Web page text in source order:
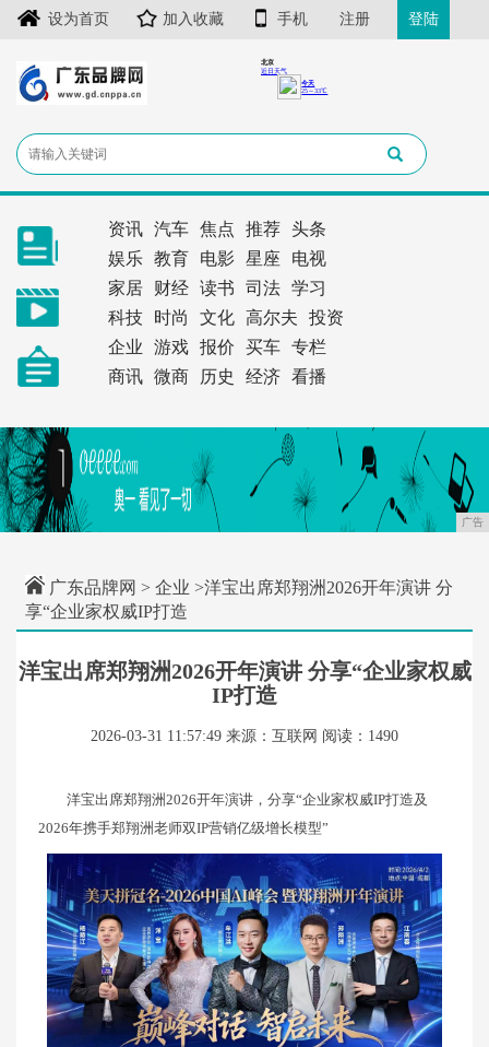
设为首页 加入收藏 手机 注册 登陆
资讯 汽车 焦点 推荐
头条
娱乐
教育 电影 星座
电视
家居
财经 读书 司法
学习
科技
时尚 文化 高尔夫
投资
企业
游戏 报价 买车
专栏
商讯
微商 历史 经济 看播
广告
广东品牌网 > 企业 >洋宝出席郑翔洲2026开年演讲 分
享“企业家权威IP打造
洋宝出席郑翔洲2026开年演讲 分享“企业家权威
IP打造
2026-03-31 11:57:49 来源：互联网 阅读：1490
洋宝出席郑翔洲2026开年演讲，分享“企业家权威IP打造及
2026年携手郑翔洲老师双IP营销亿级增长模型”